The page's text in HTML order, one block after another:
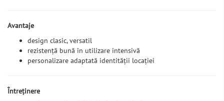
Avantaje
design clasic, versatil
rezistență bună în utilizare intensivă
personalizare adaptată identității locației
Întreținere